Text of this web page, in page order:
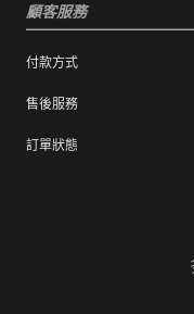
顧客服務
付款方式
售後服務
訂單狀態